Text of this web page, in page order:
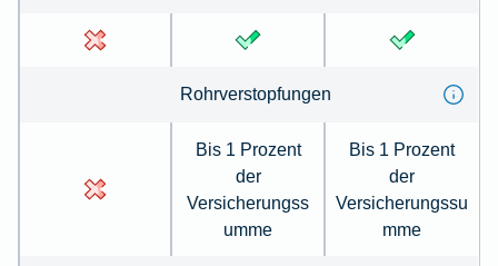
Rohr­ver­stopfungen
Bis 1 Prozent
der
Versicherungss
umme
Bis 1 Prozent
der
Versicherungssu
mme